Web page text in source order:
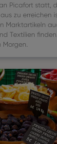
Picafort statt,
zu erreichen
Marktartikeln
Textilien